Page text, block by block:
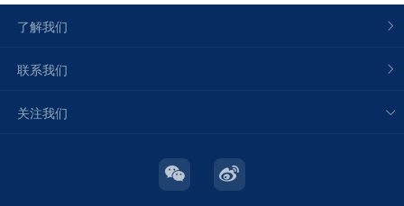
了解我们
联系我们
关注我们